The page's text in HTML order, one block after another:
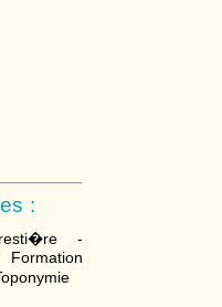
:
-
Formation